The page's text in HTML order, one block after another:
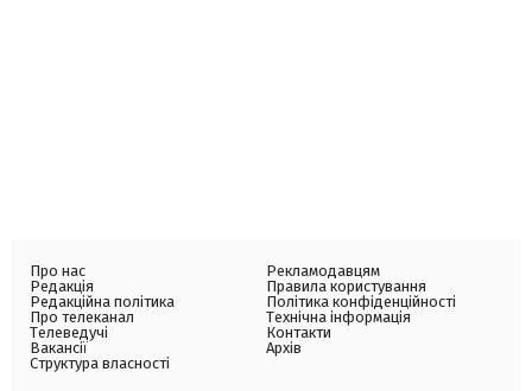
Про нас
Редакція
Редакційна політика
Про телеканал
Телеведучі
Вакансії
Структура власності
Рекламодавцям
Правила користування
Політика конфіденційності
Технічна інформація
Контакти
Архів